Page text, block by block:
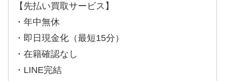
【先払い買取サービス】
・年中無休
・即日現金化（最短15分）
・在籍確認なし
・LINE完結